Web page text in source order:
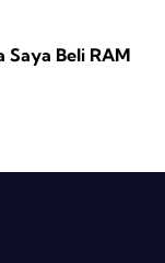
Saya Beli RAM